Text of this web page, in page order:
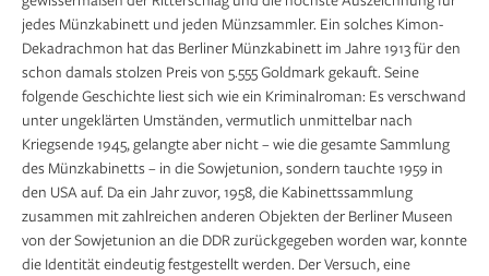
jedes Münzkabinett und jeden Münzsammler. Ein solches Kimon-
Dekadrachmon hat das Berliner Münzkabinett im Jahre 1913 für den
schon damals stolzen Preis von 5.555 Goldmark gekauft. Seine
folgende Geschichte liest sich wie ein Kriminal­roman: Es verschwand
unter ungeklärten Umständen, vermutlich unmittelbar nach
Kriegsende 1945, gelangte aber nicht – wie die gesamte Sammlung
des Münzkabinetts – in die Sowjetunion, sondern tauchte 1959 in
den USA auf. Da ein Jahr zuvor, 1958, die Kabinettssammlung
zusammen mit zahlreichen anderen Objekten der Berliner Museen
von der Sowjetunion an die DDR zurückgegeben worden war, konnte
die Identität eindeutig festgestellt werden. Der Versuch, eine